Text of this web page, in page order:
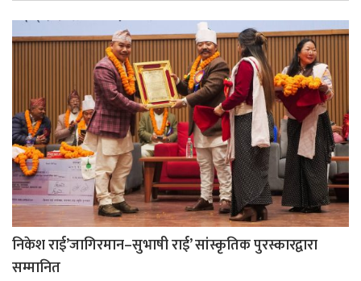
निकेश राई’जागिरमान–सुभाषी राई’ सांस्कृतिक पुरस्कारद्वारा
सम्मानित